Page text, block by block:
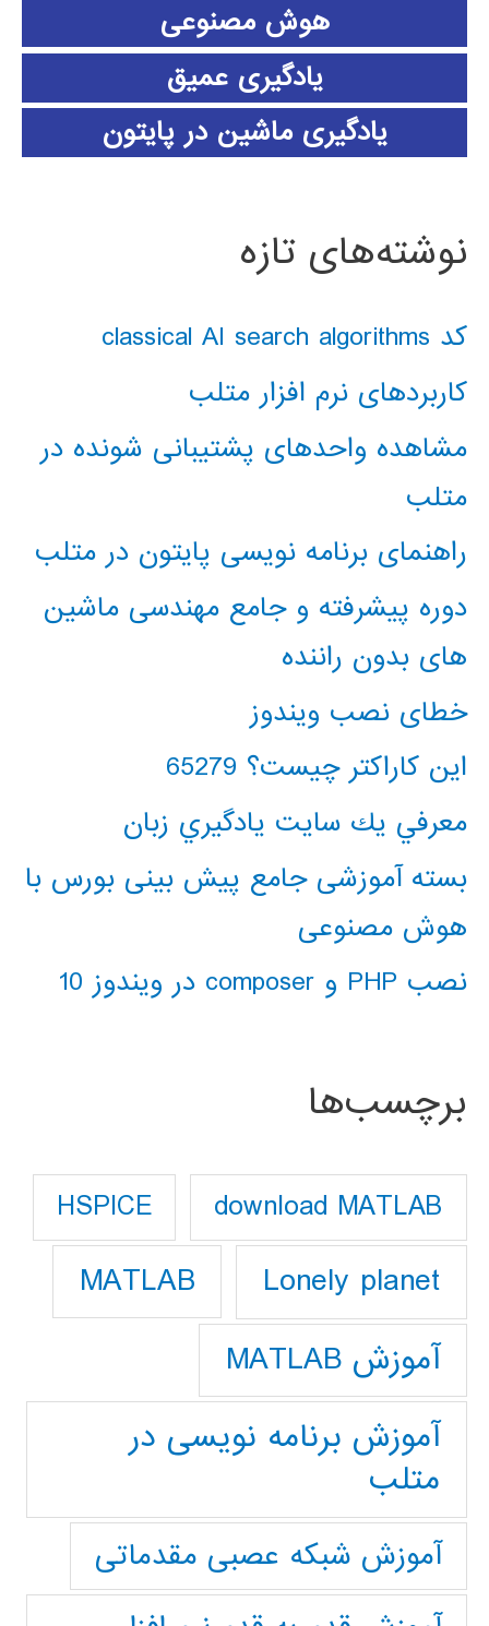
هوش مصنوعی
یادگیری عمیق
یادگیری ماشین در پایتون
نوشته‌های تازه
کد classical AI search algorithms
کاربردهای نرم افزار متلب
مشاهده واحدهای پشتیبانی شونده در
متلب
راهنمای برنامه نویسی پایتون در متلب
دوره پیشرفته و جامع مهندسی ماشین
های بدون راننده
خطای نصب ویندوز
این کاراکتر چیست؟ 65279
معرفي يك سايت يادگيري زبان
بسته آموزشی جامع پیش بینی بورس با
هوش مصنوعی
نصب PHP و composer در ویندوز 10
برچسب‌ها
download MATLAB
HSPICE
Lonely planet
MATLAB
آموزش MATLAB
آموزش برنامه نویسی در
متلب
آموزش شبکه عصبی مقدماتی